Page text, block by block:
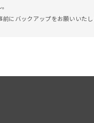
にバックアップをお願いいたし